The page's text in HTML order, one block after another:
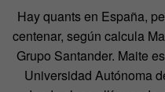
Hay quants en España,
centenar, según calcula
Grupo Santander. Maite
Universidad Autónoma